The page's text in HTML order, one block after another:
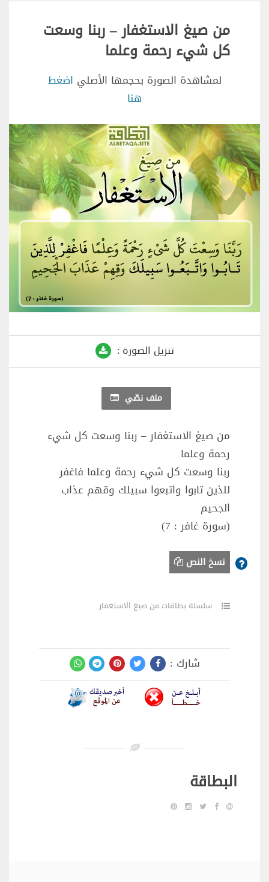
من صيغ الاستغفار – ربنا وسعت
كل شيء رحمة وعلما
لمشاهدة الصورة بحجمها الأصلي اضغط
هنا
تنزيل الصورة :
ملف نصّي
من صيغ الاستغفار – ربنا وسعت كل شيء
رحمة وعلما
ربنا وسعت كل شيء رحمة وعلما فاغفر
للذين تابوا واتبعوا سبيلك وقهم عذاب
الجحيم
(سورة غافر : 7)
نسخ النص
سلسلة بطاقات من صيغ الاستغفار
شارك :
البطاقة